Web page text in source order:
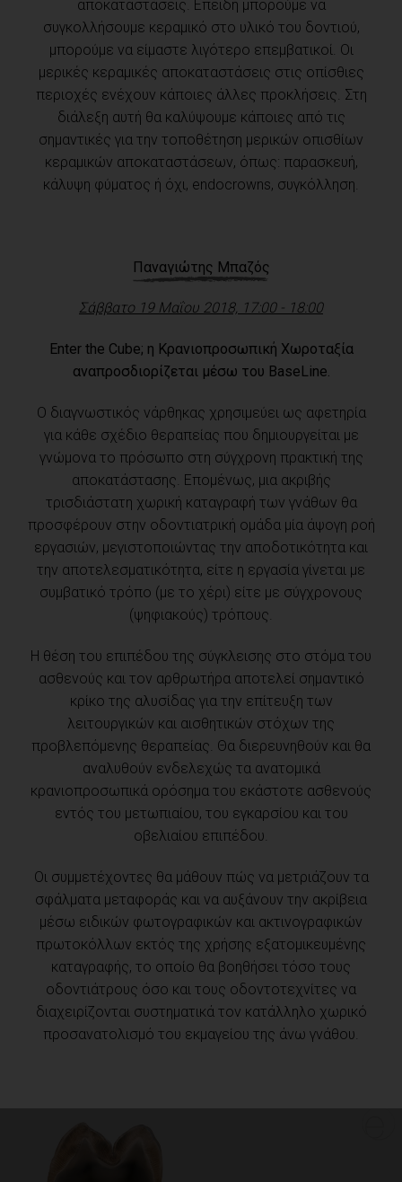
αποκαταστάσεις. Επειδή μπορούμε να
συγκολλήσουμε κεραμικό στο υλικό του δοντιού,
μπορούμε να είμαστε λιγότερο επεμβατικοί. Οι
μερικές κεραμικές αποκαταστάσεις στις οπίσθιες
περιοχές ενέχουν κάποιες άλλες προκλήσεις. Στη
διάλεξη αυτή θα καλύψουμε κάποιες από τις
σημαντικές για την τοποθέτηση μερικών οπισθίων
κεραμικών αποκαταστάσεων, όπως: παρασκευή,
κάλυψη φύματος ή όχι, endocrowns, συγκόλληση.
Παναγιώτης Μπαζός
Σάββατο 19 Μαΐου 2018, 17:00 - 18:00
Enter the Cube; η Κρανιοπροσωπική Χωροταξία
αναπροσδιορίζεται μέσω του BaseLine.
Ο διαγνωστικός νάρθηκας χρησιμεύει ως αφετηρία
για κάθε σχέδιο θεραπείας που δημιουργείται με
γνώμονα το πρόσωπο στη σύγχρονη πρακτική της
αποκατάστασης. Επομένως, μια ακριβής
τρισδιάστατη χωρική καταγραφή των γνάθων θα
προσφέρουν στην οδοντιατρική ομάδα μία άψογη ροή
εργασιών, μεγιστοποιώντας την αποδοτικότητα και
την αποτελεσματικότητα, είτε η εργασία γίνεται με
συμβατικό τρόπο (με το χέρι) είτε με σύγχρονους
(ψηφιακούς) τρόπους.
Η θέση του επιπέδου της σύγκλεισης στο στόμα του
ασθενούς και τον αρθρωτήρα αποτελεί σημαντικό
κρίκο της αλυσίδας για την επίτευξη των
λειτουργικών και αισθητικών στόχων της
προβλεπόμενης θεραπείας. Θα διερευνηθούν και θα
αναλυθούν ενδελεχώς τα ανατομικά
κρανιοπροσωπικά ορόσημα του εκάστοτε ασθενούς
εντός του μετωπιαίου, του εγκαρσίου και του
οβελιαίου επιπέδου.
Οι συμμετέχοντες θα μάθουν πώς να μετριάζουν τα
σφάλματα μεταφοράς και να αυξάνουν την ακρίβεια
μέσω ειδικών φωτογραφικών και ακτινογραφικών
πρωτοκόλλων εκτός της χρήσης εξατομικευμένης
καταγραφής, το οποίο θα βοηθήσει τόσο τους
οδοντιάτρους όσο και τους οδοντοτεχνίτες να
διαχειρίζονται συστηματικά τον κατάλληλο χωρικό
προσανατολισμό του εκμαγείου της άνω γνάθου.